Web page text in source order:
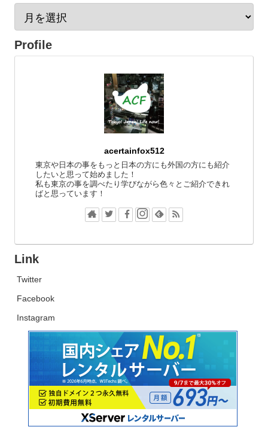
Profile
acertainfox512
東京や日本の事をもっと日本の方にも外国の方にも紹介
したいと思って始めました！
私も東京の事を調べたり学びながら色々とご紹介できれ
ばと思っています！
Link
Twitter
Facebook
Instagram